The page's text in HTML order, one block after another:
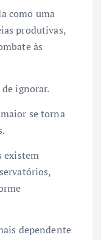
como uma
produtivas,
às
ignorar.
se torna
existem
dependente